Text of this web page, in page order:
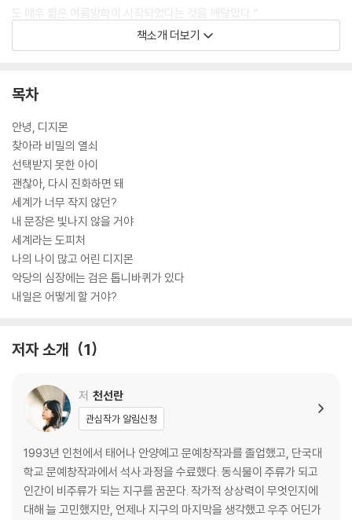
도 매우 짧은 여름방학이 시작되었다는 것을 깨달았다.”
* 리더스원의 큰글자도서는 글자가 작아 독서에 어려움을 겪는 모든 분들
행본보다 ‘120%~150%’ 확대한 책입니다. 시력이 좋지 않거나 글자가 작
다.
책소개 더보기
목차
안녕, 디지몬
찾아라 비밀의 열쇠
선택받지 못한 아이
괜찮아, 다시 진화하면 돼
세계가 너무 작지 않던?
내 문장은 빛나지 않을 거야
세계라는 도피처
나의 나이 많고 어린 디지몬
악당의 심장에는 검은 톱니바퀴가 있다
내일은 어떻게 할 거야?
저자 소개 1
저 천선란
관심작가 알림신청
1993년 인천에서 태어나 안양예고 문예창작과를 졸업했고, 단국대
학교 문예창작과에서 석사 과정을 수료했다. 동식물이 주류가 되고
인간이 비주류가 되는 지구를 꿈꾼다. 작가적 상상력이 무엇인지에
대해 늘 고민했지만, 언제나 지구의 마지막을 생각했고 우주 어딘가